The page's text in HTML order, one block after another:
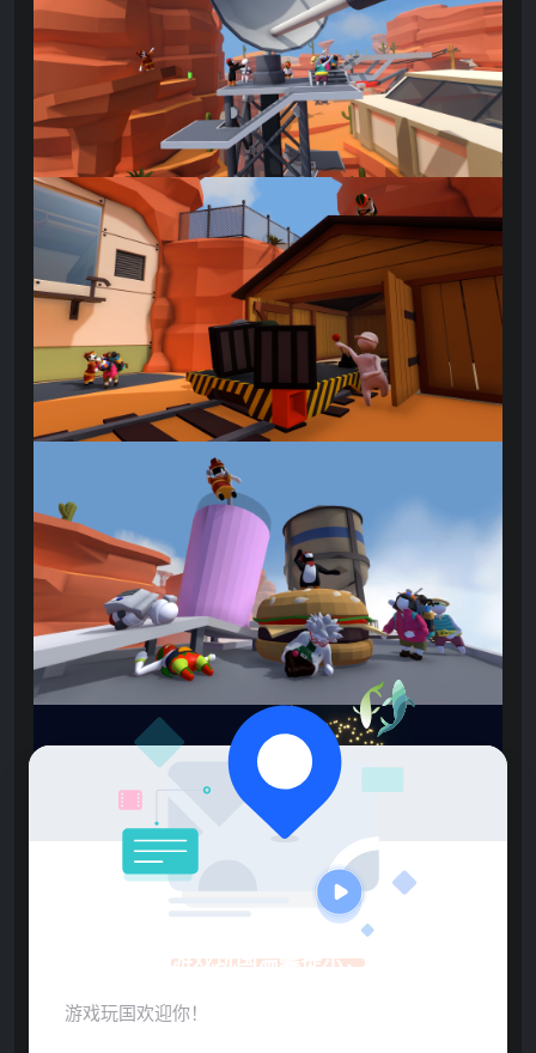
游戏玩国温馨提示：
游戏玩国欢迎你！